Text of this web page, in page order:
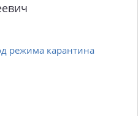
режима карантина